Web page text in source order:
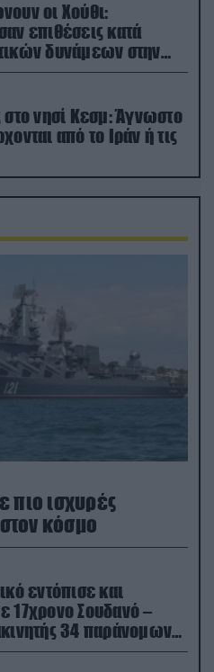
οι Χούθι:
επιθέσεις κατά
δυνάμεων στην
Πλήγματα & στη
στο νησί Κεσμ: Άγνωστο
από το Ιράν ή τις
πιο ισχυρές
κόσμο
εντόπισε και
17χρονο Σουδανό –
34 παράνομων